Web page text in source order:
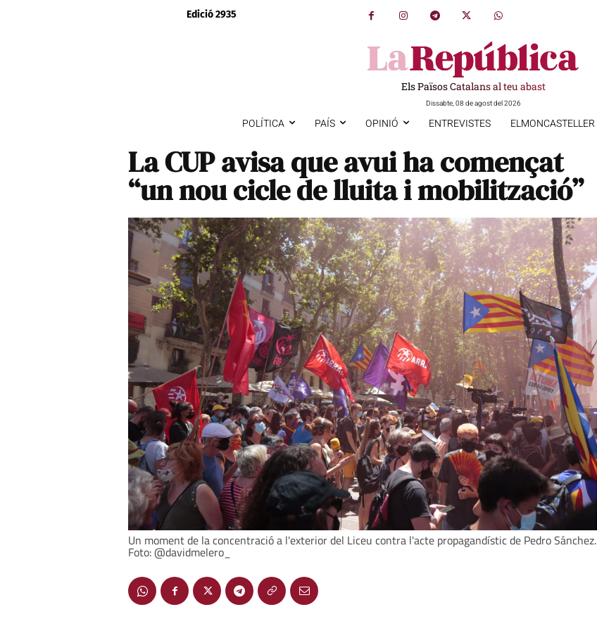
Edició 2935
Els Països Catalans al teu abast
Dissabte, 08 de agost del 2026
POLÍTICA PAÍS OPINIÓ ENTREVISTES ELMONCASTELLER
La CUP avisa que avui ha començat
“un nou cicle de lluita i mobilització”
Un moment de la concentració a l'exterior del Liceu contra l'acte propagandístic de Pedro Sánchez.
Foto: @davidmelero_